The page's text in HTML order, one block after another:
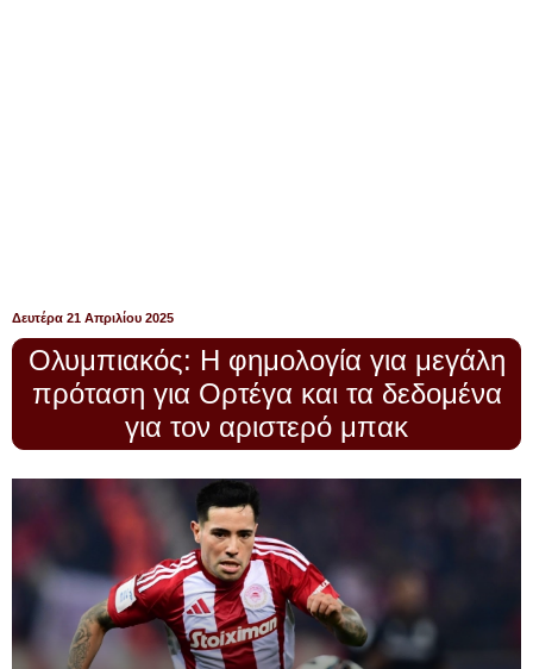
Δευτέρα 21 Απριλίου 2025
Ολυμπιακός: Η φημολογία για μεγάλη
πρόταση για Ορτέγα και τα δεδομένα
για τον αριστερό μπακ